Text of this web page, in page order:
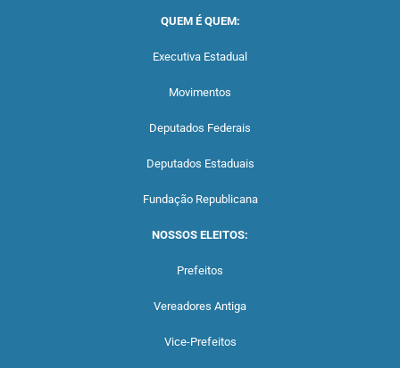
QUEM É QUEM:
Executiva Estadual
Movimentos
Deputados Federais
Deputados Estaduais
Fundação Republicana
NOSSOS ELEITOS:
Prefeitos
Vereadores Antiga
Vice-Prefeitos